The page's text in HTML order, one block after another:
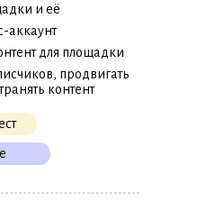
и её
аккаунт
для площадки
продвигать
контент